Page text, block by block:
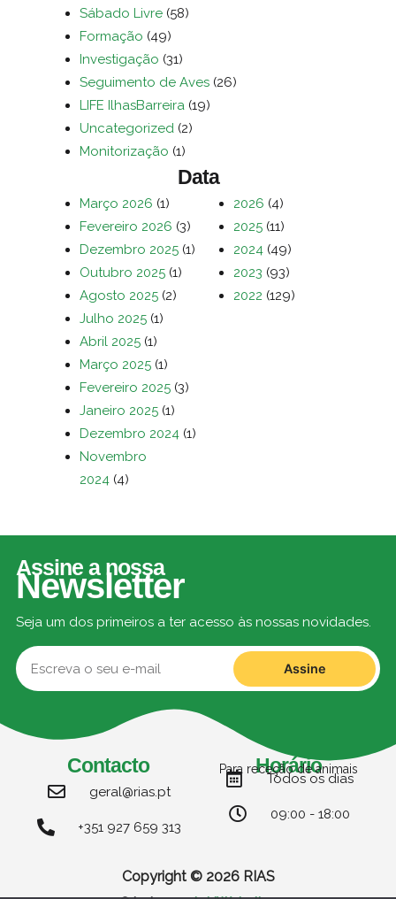
Sábado Livre (58)
Formação (49)
Investigação (31)
Seguimento de Aves (26)
LIFE IlhasBarreira (19)
Uncategorized (2)
Monitorização (1)
Data
Março 2026 (1)
Fevereiro 2026 (3)
Dezembro 2025 (1)
Outubro 2025 (1)
Agosto 2025 (2)
Julho 2025 (1)
Abril 2025 (1)
Março 2025 (1)
Fevereiro 2025 (3)
Janeiro 2025 (1)
Dezembro 2024 (1)
Novembro
2024 (4)
2026 (4)
2025 (11)
2024 (49)
2023 (93)
2022 (129)
Assine a nossa
Newsletter
Seja um dos primeiros a ter acesso às nossas novidades.
Assine
Contacto
geral@rias.pt
+351 927 659 313
Horário
Para receção de animais
Todos os dias
09:00 - 18:00
Copyright © 2026 RIAS